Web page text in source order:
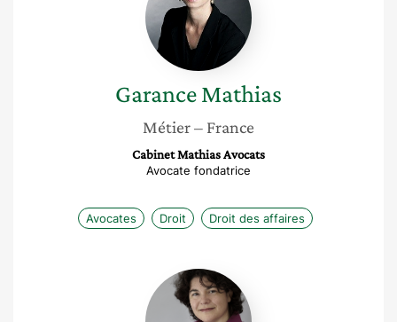
GaranceMathias
Métier– France
Cabinet Mathias Avocats
Avocate fondatrice
Avocates Droit Droit des affaires
Caroline
Gans
Combe